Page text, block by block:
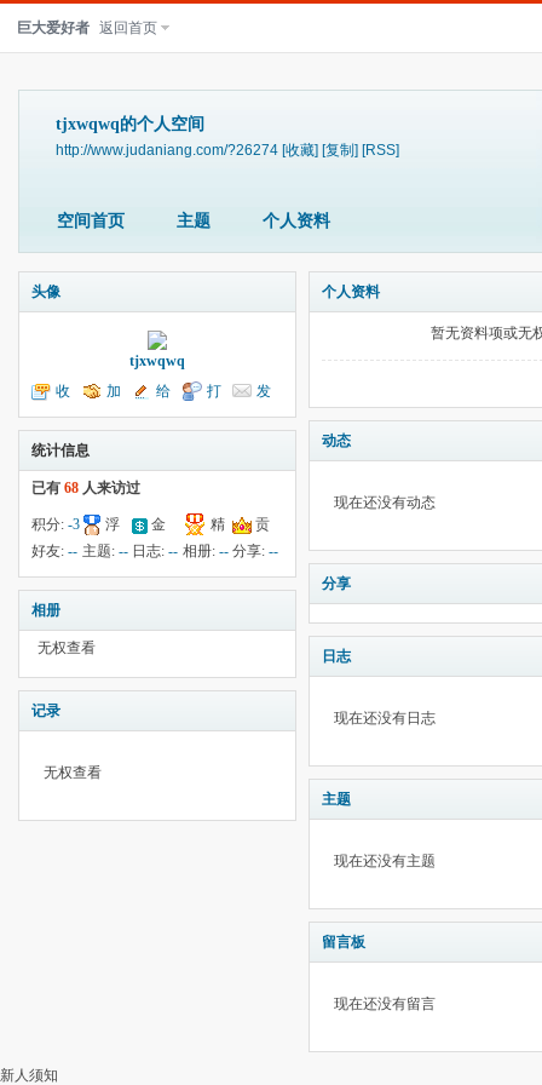
巨大爱好者 返回首页
tjxwqwq的个人空间
http://www.judaniang.com/?26274 [收藏] [复制] [RSS]
空间首页 主题 个人资料
头像
tjxwqwq
收
听TA
加
为好友
给
我留言
打
个招呼
发
送消息
统计信息
已有 68 人来访过
积分: -3
浮
云:
金
钱:26
精
华:--
贡
献:--
好友: -- 主题: -- 日志:-- 相册: -- 分享:--
相册
无权查看
记录
无权查看
个人资料
暂无资料项或无
动态
现在还没有动态
分享
日志
现在还没有日志
主题
现在还没有主题
留言板
现在还没有留言
新人须知